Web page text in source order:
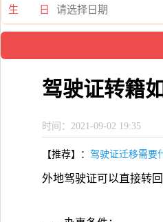
生 日
驾驶证转籍
时间：2021-09-02 19:35
【推荐】： 驾驶证迁移需要
外地驾驶证可以直接转